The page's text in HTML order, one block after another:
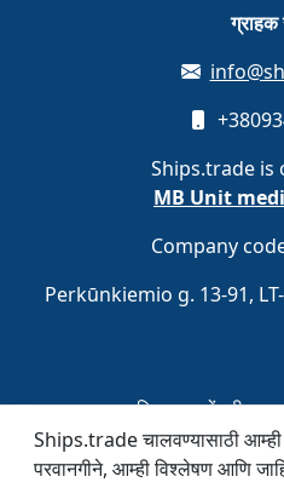
ग्राहक
Ships.trade is
MB Unit
Company
Perkūnkiemio g. 13-91,
विनामूल्य नोंदणी करा
Ships.trade चालवण्यासाठी
परवानगीने, आम्ही विश्लेषण आणि